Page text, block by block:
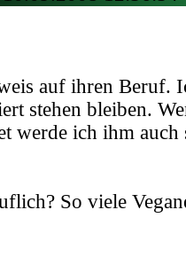
auf ihren Beruf.
stehen bleiben.
werde ich ihm auch
So viele